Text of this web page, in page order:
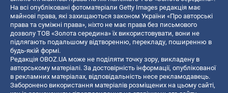
На всі опубліковані фотоматеріали Getty Images редакція має
майнові права, які захищаються законом України «Про авторські
права та суміжні права», ніхто не має права без письмового
дозволу ТОВ «Золота середина» їх використовувати, вони не
підлягають подальшому відтворенню, перекладу, поширенню в
будь-якій формі.
Редакція OBOZ.UA може не поділяти точку зору, викладену в
авторському матеріалі. За достовірність інформації, опублікованої
в рекламних матеріалах, відповідальність несе рекламодавець.
Заборонено використання матеріалів розміщених на цьому сайті,